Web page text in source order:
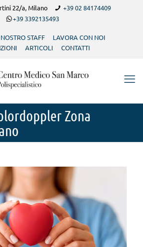
22/a, Milano
+39 02 84174409
+39 3392135493
STAFF
LAVORA CON NOI
ARTICOLI CONTATTI
Zona